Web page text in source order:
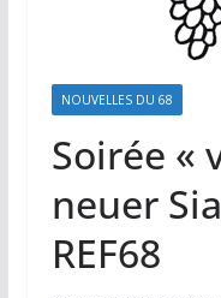
NOUVELLES DU 68
Soirée «
neuer
REF68